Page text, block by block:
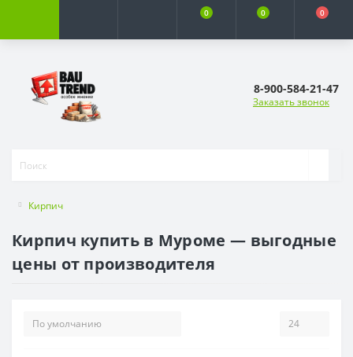
0 0 0
8-900-584-21-47
Заказать звонок
Кирпич
Кирпич купить в Муроме — выгодные
цены от производителя